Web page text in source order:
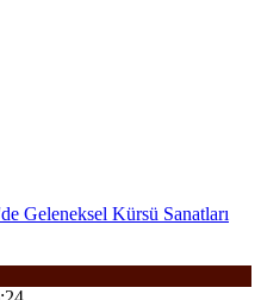
Geleneksel Kürsü Sanatları